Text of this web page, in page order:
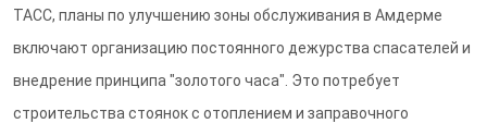
ТАСС, планы по улучшению зоны обслуживания в Амдерме
включают организацию постоянного дежурства спасателей и
внедрение принципа "золотого часа". Это потребует
строительства стоянок с отоплением и заправочного